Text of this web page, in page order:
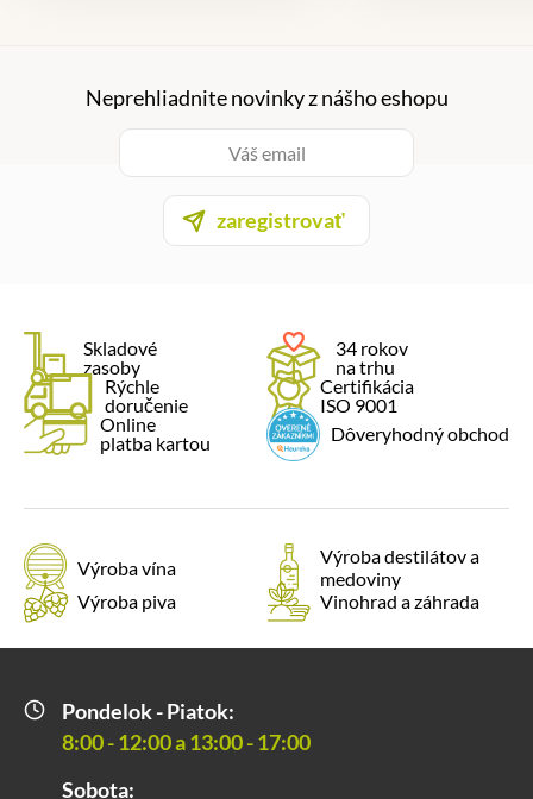
Neprehliadnite novinky z nášho eshopu
zaregistrovať
Skladové
zasoby
34 rokov
na trhu
Rýchle
doručenie
Certifikácia
ISO 9001
Online
platba kartou
Dôveryhodný obchod
Výroba vína
Výroba destilátov a
medoviny
Výroba piva
Vinohrad a záhrada
Pondelok - Piatok:
8:00 - 12:00 a 13:00 - 17:00
Sobota: